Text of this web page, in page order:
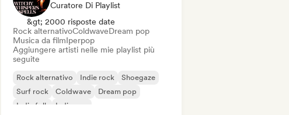
Curatore Di Playlist
&gt; 2000 risposte date
Rock alternativoColdwaveDream pop
Musica da filmIperpop
Aggiungere artisti nelle mie playlist più
seguite
Rock alternativo Indie rock
Shoegaze
Surf rock
Coldwave
Dream pop
Indie folk
Indie pop